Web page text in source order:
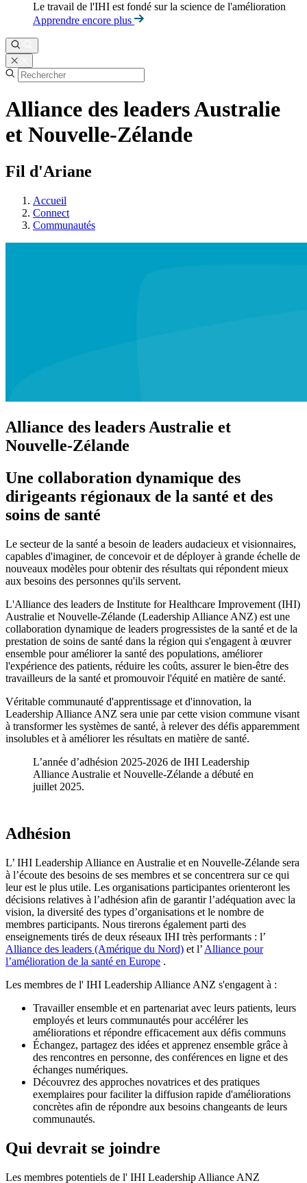
Le travail de l'IHI est fondé sur la science de l'amélioration
Apprendre encore plus
Alliance des leaders Australie
et Nouvelle-Zélande
Fil d'Ariane
Accueil
Connect
Communautés
Alliance des leaders Australie et
Nouvelle-Zélande
Une collaboration dynamique des
dirigeants régionaux de la santé et des
soins de santé
Le secteur de la santé a besoin de leaders audacieux et visionnaires,
capables d'imaginer, de concevoir et de déployer à grande échelle de
nouveaux modèles pour obtenir des résultats qui répondent mieux
aux besoins des personnes qu'ils servent.
L'Alliance des leaders de Institute for Healthcare Improvement (IHI)
Australie et Nouvelle-Zélande (Leadership Alliance ANZ) est une
collaboration dynamique de leaders progressistes de la santé et de la
prestation de soins de santé dans la région qui s'engagent à œuvrer
ensemble pour améliorer la santé des populations, améliorer
l'expérience des patients, réduire les coûts, assurer le bien-être des
travailleurs de la santé et promouvoir l'équité en matière de santé.
Véritable communauté d'apprentissage et d'innovation, la
Leadership Alliance ANZ sera unie par cette vision commune visant
à transformer les systèmes de santé, à relever des défis apparemment
insolubles et à améliorer les résultats en matière de santé.
L’année d’adhésion 2025-2026 de IHI Leadership
Alliance Australie et Nouvelle-Zélande a débuté en
juillet 2025.
Adhésion
L’ IHI Leadership Alliance en Australie et en Nouvelle-Zélande sera
à l’écoute des besoins de ses membres et se concentrera sur ce qui
leur est le plus utile. Les organisations participantes orienteront les
décisions relatives à l’adhésion afin de garantir l’adéquation avec la
vision, la diversité des types d’organisations et le nombre de
membres participants. Nous tirerons également parti des
enseignements tirés de deux réseaux IHI très performants : l’
Alliance des leaders (Amérique du Nord) et l’ Alliance pour
l’amélioration de la santé en Europe .
Les membres de l' IHI Leadership Alliance ANZ s'engagent à :
Travailler ensemble et en partenariat avec leurs patients, leurs
employés et leurs communautés pour accélérer les
améliorations et répondre efficacement aux défis communs
Échangez, partagez des idées et apprenez ensemble grâce à
des rencontres en personne, des conférences en ligne et des
échanges numériques.
Découvrez des approches novatrices et des pratiques
exemplaires pour faciliter la diffusion rapide d'améliorations
concrètes afin de répondre aux besoins changeants de leurs
communautés.
Qui devrait se joindre
Les membres potentiels de l' IHI Leadership Alliance ANZ